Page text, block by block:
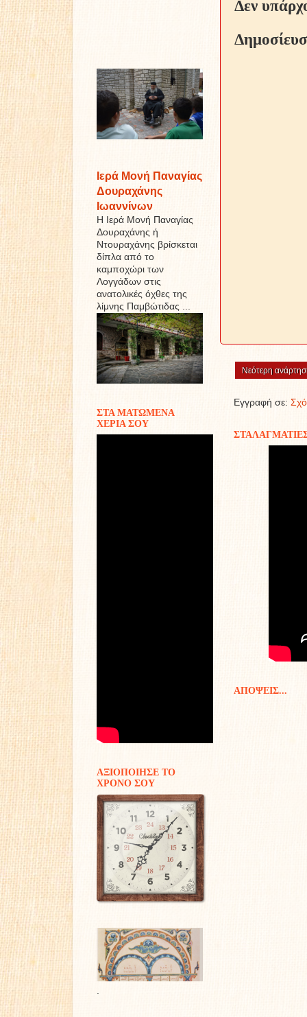
Δεν
Νεότερη
Εγγραφή σε:
ΑΠΟΨΕΙΣ...
Ιερά Μονή Παναγίας
Δουραχάνης
Ιωαννίνων
Η Ιερά Μονή Παναγίας
Δουραχάνης ή
Ντουραχάνης βρίσκεται
δίπλα από το
καμποχώρι των
Λογγάδων στις
ανατολικές όχθες της
λίμνης Παμβώτιδας ...
ΣΤΑ ΜΑΤΩΜΕΝΑ
ΧΕΡΙΑ ΣΟΥ
ΑΞΙΟΠΟΙΗΣΕ ΤΟ
ΧΡΟΝΟ ΣΟΥ
.